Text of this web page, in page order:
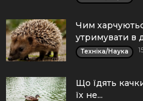
Чим
утримувати в
Техніка/Наука
Що їдять
їх не...